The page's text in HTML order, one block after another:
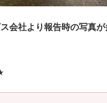
会社より報告時の写真